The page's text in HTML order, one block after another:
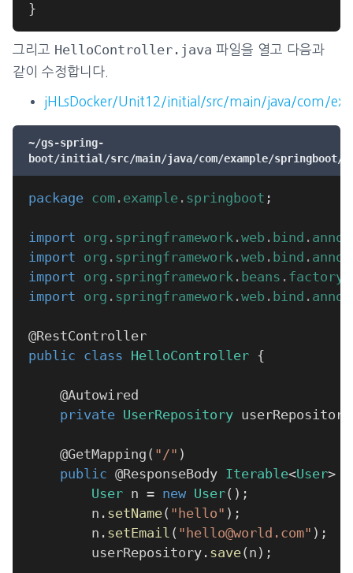
}
그리고 HelloController.java 파일을 열고 다음과
같이 수정합니다.
jHLsDocker/Unit12/initial/src/main/java/com/
~/gs-spring-
boot/initial/src/main/java/com/example/springboot/
package com . example . springboot ;
import org . springframework . web . bind .
import org . springframework . web . bind .
import org . springframework . beans . factory
import org . springframework . web . bind .
@RestController
public class HelloController {
@Autowired
private UserRepository userRepository
@GetMapping ( "/" )
public @ResponseBody Iterable<User>
User n = new User( ) ;
		n
. setName( "hello" ) ;
		n
. setEmail ( "hello@world.com" ) ;
		userRepository
. save( n ) ;